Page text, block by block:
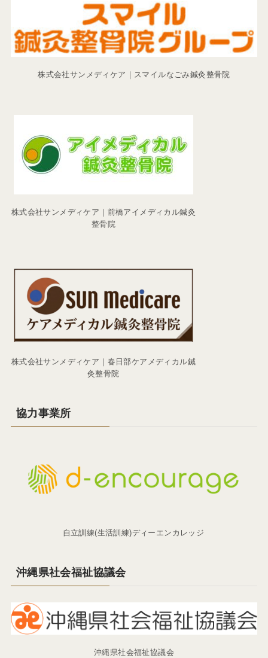
株式会社サンメディケア｜スマイルなごみ鍼灸整骨院
株式会社サンメディケア｜前橋アイメディカル鍼灸
整骨院
株式会社サンメディケア｜春日部ケアメディカル鍼
灸整骨院
協力事業所
自立訓練(生活訓練)ディーエンカレッジ
沖縄県社会福祉協議会
沖縄県社会福祉協議会